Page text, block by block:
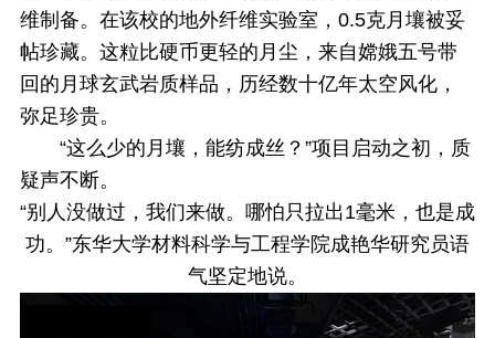
维制备。 在该校的地外纤维实验室，0.5克月壤被妥
帖珍藏。这粒比硬币更轻的月尘，来自嫦娥五号带
回的月球玄武岩质样品，历经数十亿年太空风化，
弥足珍贵。
“这么少的月壤，能纺成丝？”项目启动之初，质
疑声不断。
“别人没做过，我们来做。哪怕只拉出1毫米，也是成
功。”东华大学材料科学与工程学院成艳华研究员语
气坚定地说。